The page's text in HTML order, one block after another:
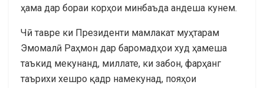
ҳама дар бораи корҳои минбаъда андеша кунем.
Чӣ тавре ки Президенти мамлакат муҳтарам
Эмомалӣ Раҳмон дар баромадҳои худ ҳамеша
таъкид мекунанд, миллате, ки забон, фарҳанг
таърихи хешро қадр намекунад, пояҳои